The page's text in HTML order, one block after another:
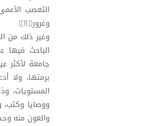
التعصب
وغرور([8]).
وغير ذلك من
الباحث فيها
جامعة لأكثر
برمتها،
المستويات،
ووصايا وكتب،
والعون منه